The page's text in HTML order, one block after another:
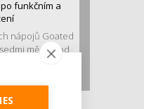
funkčním a
nápojů Goated
měsíců od